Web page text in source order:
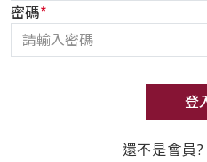
密碼*
登
還不是會員?